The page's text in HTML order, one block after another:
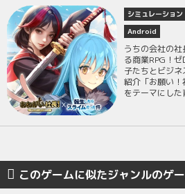
シミュレーション
Android
うちの会社の
る商業RPG！
子たちとビジ
紹介「お願い
をテーマにし
このゲームに似たジャンルのゲ